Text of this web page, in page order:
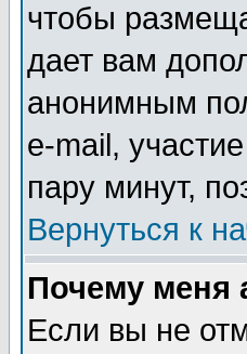
чтобы
дает вам
анонимным
e-mail,
пару минут,
Вернуться к
Почему меня
Если вы не